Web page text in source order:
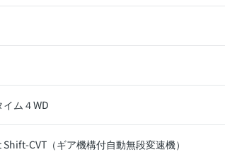
イム４WD
CVT（ギア機構付自動無段変速機）